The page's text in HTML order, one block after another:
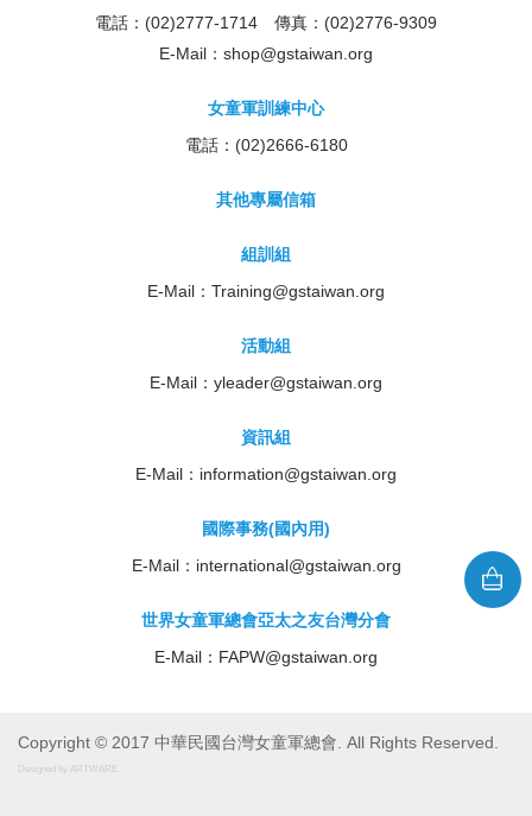
電話：(02)2777-1714 傳真：(02)2776-9309
E-Mail： shop@gstaiwan.org
女童軍訓練中心
電話：(02)2666-6180
其他專屬信箱
組訓組
E-Mail： Training@gstaiwan.org
活動組
E-Mail： yleader@gstaiwan.org
資訊組
E-Mail： information@gstaiwan.org
國際事務(國內用)
E-Mail： international@gstaiwan.org
世界女童軍總會亞太之友台灣分會
E-Mail： FAPW@gstaiwan.org
Copyright © 2017 中華民國台灣女童軍總會. All Rights Reserved.
Designed by ARTWARE